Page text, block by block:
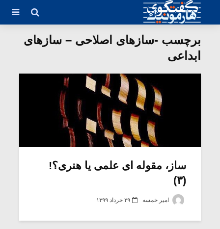
برچسب -سازهای اصلاحی – سازهای
ابداعی
ساز، مقوله ای علمی یا هنری؟!
(۳)
امیر خمسه ۲۹ خرداد ۱۳۹۹